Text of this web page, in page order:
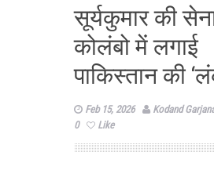
सूर्यकुमार की
कोलंबो में लगाई
पाकिस्तान की
Feb 15, 2026 Kodand
0
Like